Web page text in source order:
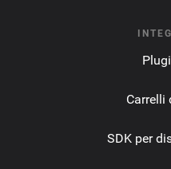
Carrelli
SDK per